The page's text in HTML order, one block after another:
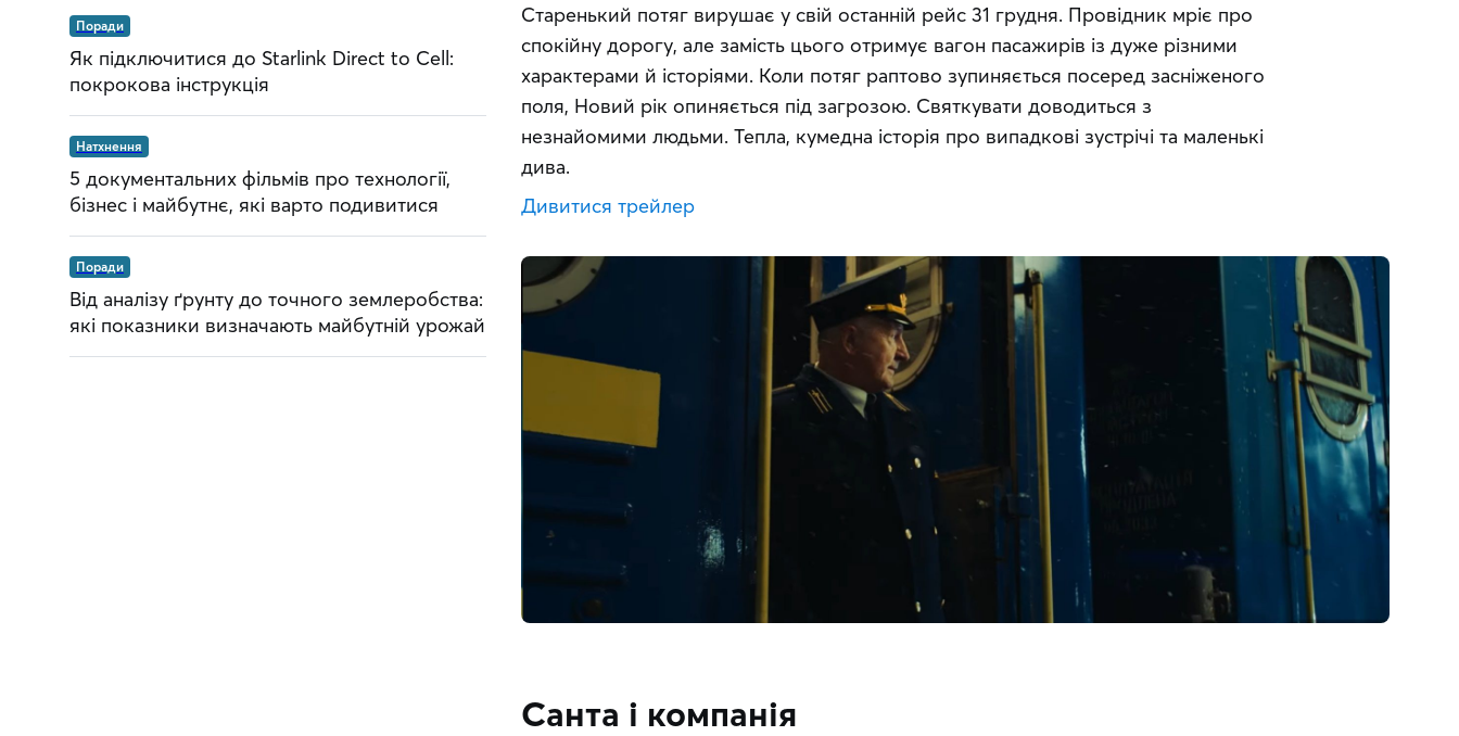
Старенький потяг вирушає у свій останній рейс 31 грудня. Провідник мріє про
спокійну дорогу, але замість цього отримує вагон пасажирів із дуже різними
характерами й історіями. Коли потяг раптово зупиняється посеред засніженого
поля, Новий рік опиняється під загрозою. Святкувати доводиться з
незнайомими людьми. Тепла, кумедна історія про випадкові зустрічі та маленькі
дива.
Дивитися трейлер
Санта і компанія
Поради
Як підключитися до Starlink Direct to Cell:
покрокова інструкція
Натхнення
5 документальних фільмів про технології,
бізнес і майбутнє, які варто подивитися
Поради
Від аналізу ґрунту до точного землеробства:
які показники визначають майбутній урожай